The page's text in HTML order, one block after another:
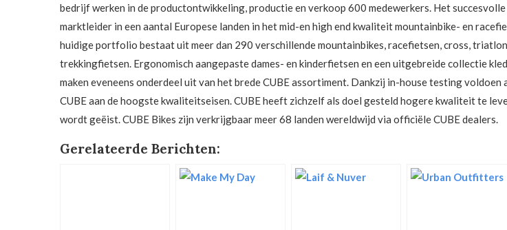
bedrijf werken in de productontwikkeling, productie en verkoop 600 medewerkers. Het
marktleider in een aantal Europese landen in het mid-en high end kwaliteit mountainbike- en
huidige portfolio bestaat uit meer dan 290 verschillende mountainbikes, racefietsen, cross,
trekkingfietsen. Ergonomisch aangepaste dames- en kinderfietsen en een uitgebreide collectie
maken eveneens onderdeel uit van het brede CUBE assortiment. Dankzij in-house testing voldoen
CUBE aan de hoogste kwaliteitseisen. CUBE heeft zichzelf als doel gesteld hogere kwaliteit te
wordt geëist. CUBE Bikes zijn verkrijgbaar meer 68 landen wereldwijd via officiële CUBE dealers.
Gerelateerde Berichten: